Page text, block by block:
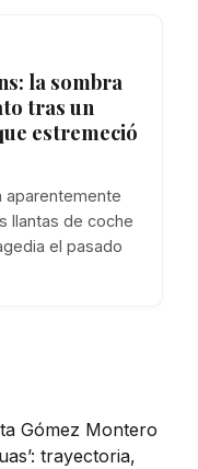
la sombra
tras un
estremeció
aparentemente
llantas de coche
el pasado
Gómez Montero
trayectoria,